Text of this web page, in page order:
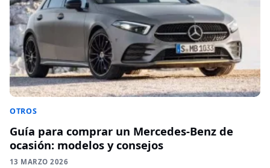
OTROS
Guía para comprar un Mercedes-Benz de
ocasión: modelos y consejos
13 MARZO 2026